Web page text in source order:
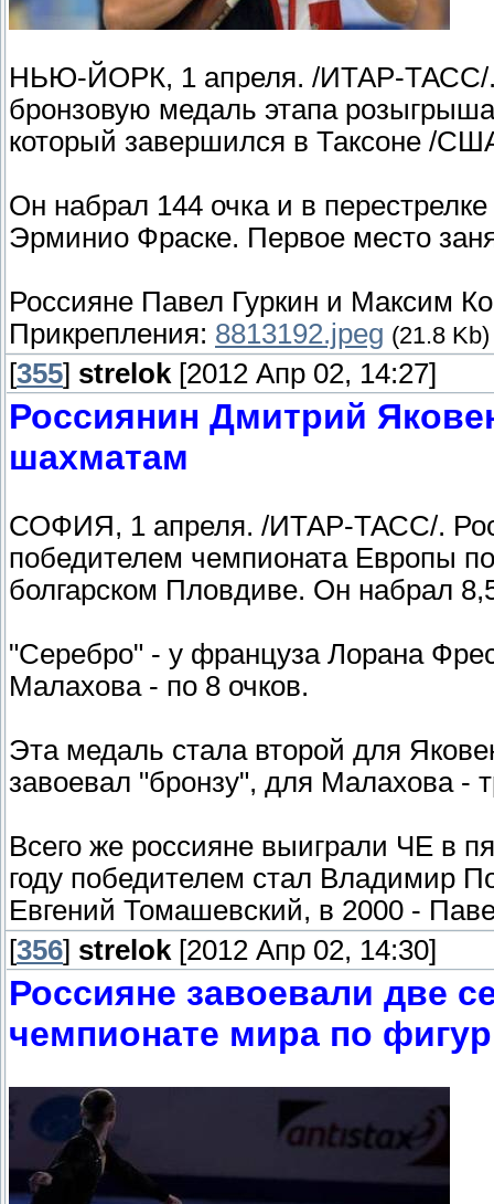
НЬЮ-ЙОРК, 1 апреля. /ИТАР-ТАСС/.
бронзовую медаль этапа
который завершился в Таксоне /
Он набрал 144 очка и в
Эрминио Фраске. Первое место
Россияне Павел Гуркин и Максим
Прикрепления: 8813192.jpeg (21.8 Kb)
[355] strelok [2012 Апр 02, 14:27]
Россиянин Дмитрий
шахматам
СОФИЯ, 1 апреля. /ИТАР-ТАСС/.
победителем чемпионата Европы
болгарском Пловдиве. Он набрал
"Серебро" - у француза Лорана
Малахова - по 8 очков.
Эта медаль стала второй для
завоевал "бронзу", для Малахова -
Всего же россияне выиграли ЧЕ в
году победителем стал Владимир
Евгений Томашевский, в 2000 -
[356] strelok [2012 Апр 02, 14:30]
Россияне завоевали две
чемпионате мира по